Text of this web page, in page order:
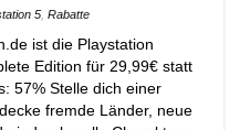
5 Rabatte
ist die Playstation
Edition für 29,99€ statt
57% Stelle dich einer
fremde Länder, neue